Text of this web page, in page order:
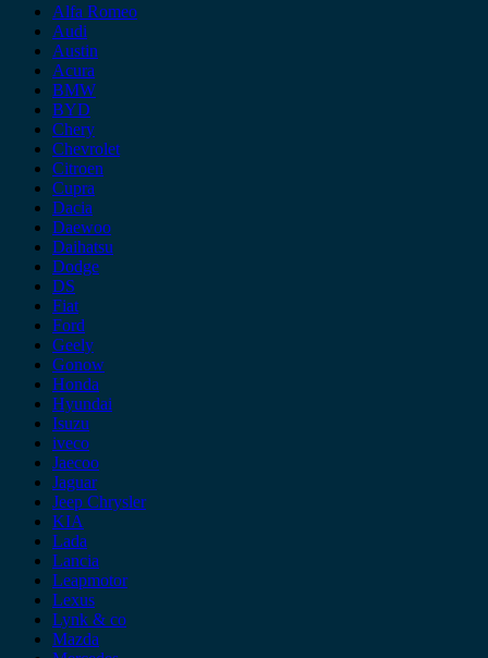
Alfa Romeo
Audi
Austin
Acura
BMW
BYD
Chery
Chevrolet
Citroen
Cupra
Dacia
Daewoo
Daihatsu
Dodge
DS
Fiat
Ford
Geely
Gonow
Honda
Hyundai
Isuzu
iveco
Jaecoo
Jaguar
Jeep Chrysler
KIA
Lada
Lancia
Leapmotor
Lexus
Lynk & co
Mazda